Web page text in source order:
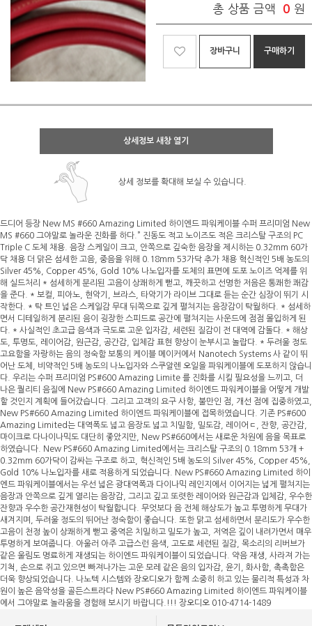
총 상품 금액 0 원
장바구니 구매하기
상세정보 새창 열기
상세 정보를 확대해 보실 수 있습니다.
드디어 등장 New MS #660 Amazing Limited 하이엔드 파워케이블 수퍼 프리미엄 New
MS #660 그야말로 놀라운 진화를 하다.” 진동도 적고 노이즈도 적은 크리스탈 구조의 PC
Triple C 도체 채용. 음장 스케일이 크고, 안쪽으로 깊숙한 음장을 제시하는 0.32mm 60가
닥 채용 더 맑은 섬세한 고음, 중음을 위해 0.18mm 53가닥 추가 채용 혁신적인 5배 농도의
Silver 45%, Copper 45%, Gold 10% 나노입자를 도체의 표면에 도포 노이즈 억제를 위
해 실드처리 * 섬세하게 분리된 고음이 상쾌하게 뻗고, 깨끗하고 선명한 저음은 통쾌한 쾌감
을 준다. * 보컬, 피아노, 현악기, 브라스, 타악기가 라이브 그대로 듣는 순간 심장이 뛰기 시
작한다. * 탁 트인 넓은 스케일감 무대 뒤쪽으로 깊게 펼쳐지는 음장감이 탁월하다. * 섬세하
면서 디테일하게 분리된 음이 굉장한 스피드로 공간에 펼쳐지는 사운드에 점점 몰입하게 된
다. * 사실적인 초고급 음색과 극도로 고운 입자감, 세련된 질감이 전 대역에 감돌다. * 해상
도, 투명도, 레이어감, 원근감, 공간감, 입체감 표현 향상이 눈부시고 놀랍다. * 두려울 정도
고요함을 자랑하는 음의 정숙함 보통의 케이블 메이커에서 Nanotech Systems 사 같이 뛰
어난 도체, 비약적인 5배 농도의 나노입자와 스쿠알렌 오일을 파워케이블에 도포하지 않습니
다. 우리는 수퍼 프리미엄 PS#600 Amazing Limite 를 진화를 시킬 필요성을 느끼고, 더
나은 퀄리티 음질에 New PS#660 Amazing Limited 하이엔드 파워케이블을 어떻게 개발
할 것인지 계획에 들어갔습니다. 그리고 고객의 요구 사항, 불만인 점, 개선 점에 집중하였고,
New PS#660 Amazing Limited 하이엔드 파워케이블에 접목하였습니다. 기존 PS#600
Amazing Limited는 대역폭도 넓고 음장도 넓고 치밀함, 밀도감, 레이어ㄷ, 잔향, 공간감,
마이크로 다나이나믹도 대단히 좋았지만, New PS#660에서는 새로운 차원에 음을 목표로
하였습니다. New PS#660 Amazing Limited에서는 크리스탈 구조의 0.18mm 53개 +
0.32mm 60가닥이 감싸는 구조로 하고, 혁신적인 5배 농도의 Silver 45%, Copper 45%,
Gold 10% 나노입자를 새로 적용하게 되었습니다. New PS#660 Amazing Limited 하이
엔드 파워케이블에서는 우선 넓은 광대역폭과 다이나믹 레인지에서 이어지는 넓게 펼쳐지는
음장과 안쪽으로 깊게 열리는 음장감, 그리고 깊고 또렷한 레이어와 원근감과 입체감, 우수한
잔향과 우수한 공간재현성이 탁월합니다. 무엇보다 음 전체 해상도가 높고 투명하게 무대가
새겨지며, 두려울 정도의 뛰어난 정숙함이 좋습니다. 또한 맑고 섬세하면서 분리도가 우수한
고음이 천정 높이 상쾌하게 뻗고 중역은 치밀하고 밀도가 높고, 저역은 깊이 내려가면서 매우
투명하게 보여줍니다. 아울러 아주 고급스런 음색, 고도로 세련된 질감, 목소리의 리버브가
같은 울림도 명료하게 재생되는 하이엔드 파워케이블이 되었습니다. 약음 재생, 사라져 가는
기척, 손으로 쥐고 있으면 빠져나가는 고운 모레 같은 음의 입자감, 윤기, 화사함, 촉촉함은
더욱 향상되었습니다. 나노텍 시스템와 장오디오가 함께 소중히 하고 있는 물리적 특성과 차
원이 높은 음악성을 골든스트라다 New PS#660 Amazing Limited 하이엔드 파워케이블
에서 그야말로 놀라움을 경험해 보시기 바랍니다.!!! 장오디오 010-4714-1489